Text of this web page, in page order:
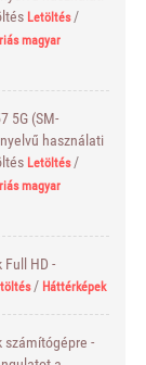
Letöltés/
magyar
5G (SM-
használati
Letöltés/
magyar
HD -
/ Háttérképek
számítógépre -